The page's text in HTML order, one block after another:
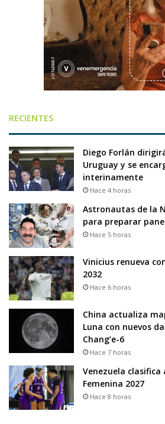
RECIENTES
Diego Forlán
Uruguay y se
interinamente
Hace 4 horas
Astronautas de la
para preparar
Hace 5 horas
Vinicius renueva
2032
Hace 6 horas
China actualiza
Luna con nuevos
Chang’e-6
Hace 7 horas
Venezuela clasifica
Femenina 2027
Hace 8 horas